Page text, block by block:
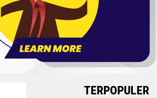
TERPOPULER